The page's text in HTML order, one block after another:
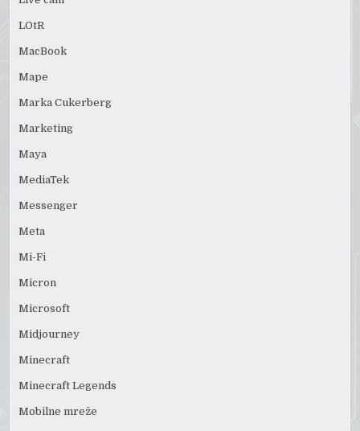
LOtR
MacBook
Mape
Marka Cukerberg
Marketing
Maya
MediaTek
Messenger
Meta
Mi-Fi
Micron
Microsoft
Midjourney
Minecraft
Minecraft Legends
Mobilne mreže